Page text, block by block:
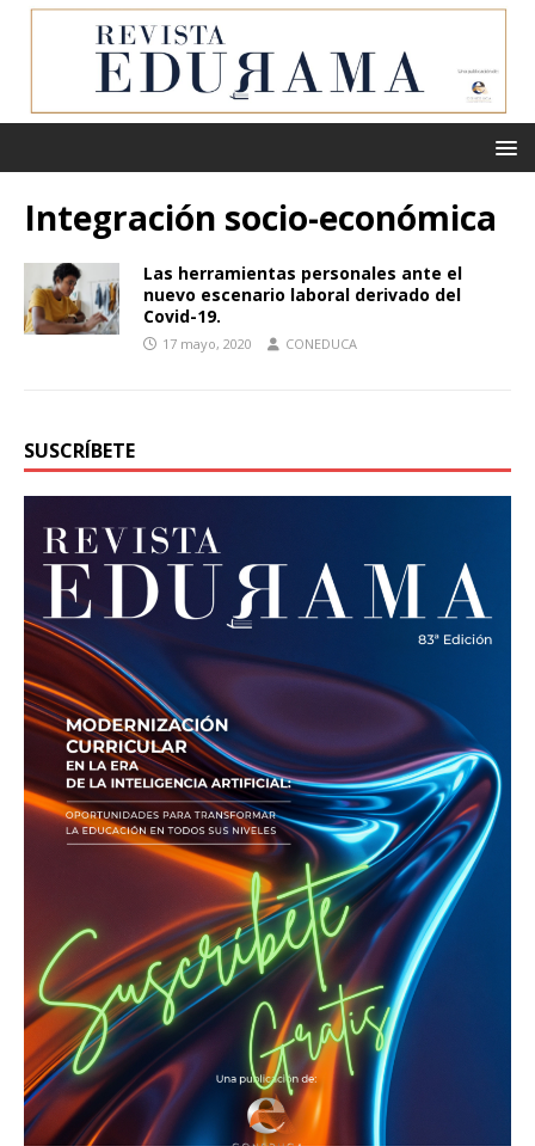
Integración socio-económica
Las herramientas personales ante el
nuevo escenario laboral derivado del
Covid-19.
17 mayo, 2020 CONEDUCA
SUSCRÍBETE